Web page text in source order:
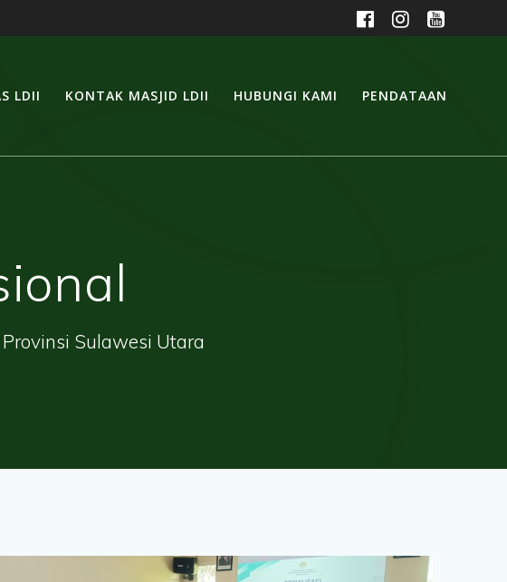
LDII KONTAK MASJID LDII HUBUNGI KAMI PENDATAAN
Sulawesi Utara